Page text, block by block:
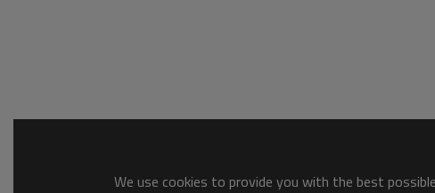
We use cookies to provide you with the best